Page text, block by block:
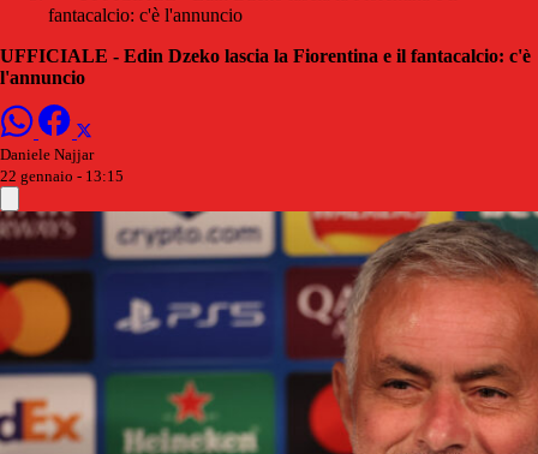
fantacalcio: c'è l'annuncio
UFFICIALE - Edin Dzeko lascia la Fiorentina e il fantacalcio: c'è
l'annuncio
Daniele Najjar
22 gennaio - 13:15